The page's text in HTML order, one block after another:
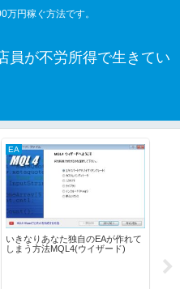
万円稼ぐ方法です。
員が不労所得で生きてい
EA
いきなりあなた独自のEAが作れて
しまう方法MQL4(ウイザード)